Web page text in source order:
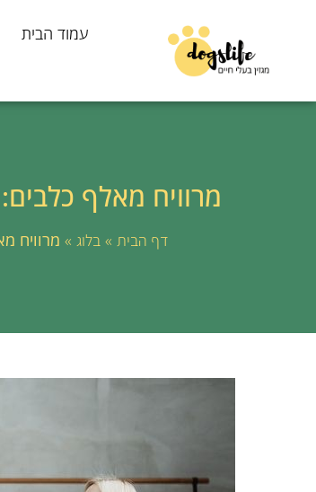
עמוד הבית
מרוויח מאלף
דף הבית » בלוג » מרוויח